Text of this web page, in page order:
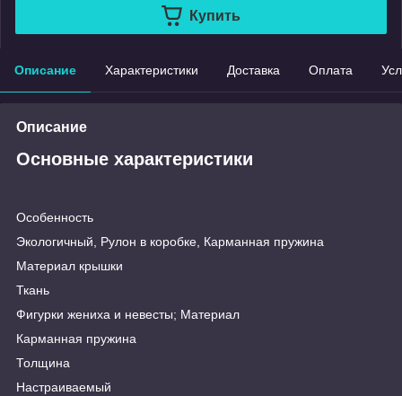
Купить
Описание Характеристики Доставка Оплата
Описание
Основные характеристики
Особенность
Экологичный, Рулон в коробке, Карманная пружина
Материал крышки
Ткань
Фигурки жениха и невесты; Материал
Карманная пружина
Толщина
Настраиваемый